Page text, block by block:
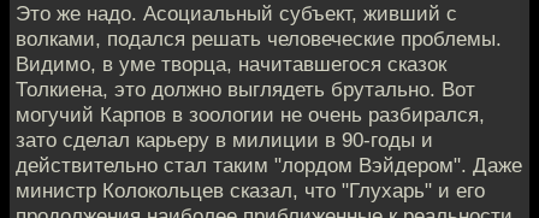
Это же надо. Асоциальный субъект, живший с
волками, подался решать человеческие проблемы.
Видимо, в уме творца, начитавшегося сказок
Толкиена, это должно выглядеть брутально. Вот
могучий Карпов в зоологии не очень разбирался,
зато сделал карьеру в милиции в 90-годы и
действительно стал таким "лордом Вэйдером". Даже
министр Колокольцев сказал, что "Глухарь" и его